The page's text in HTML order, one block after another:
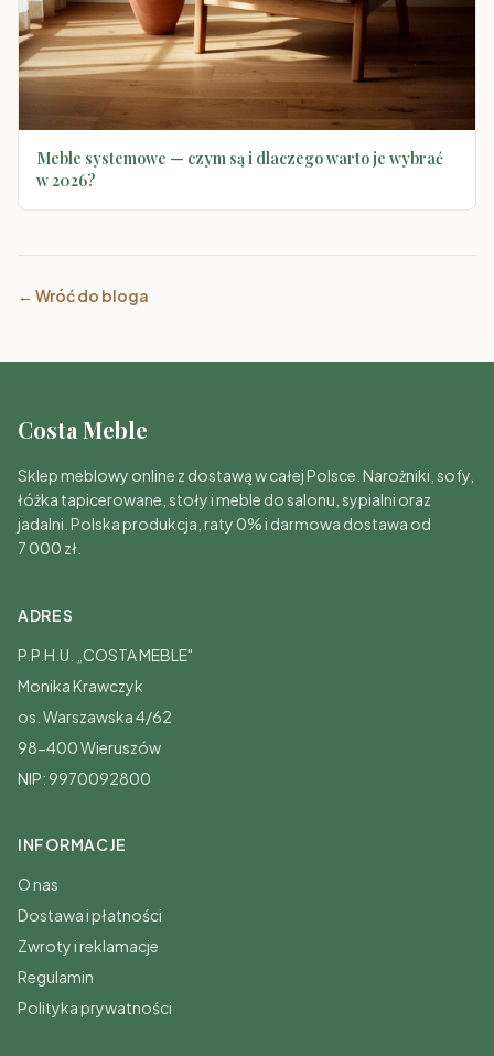
Meble systemowe — czym są i dlaczego warto je wybrać
w 2026?
← Wróć do bloga
Costa Meble
Sklep meblowy online z dostawą w całej Polsce. Narożniki, sofy,
łóżka tapicerowane, stoły i meble do salonu, sypialni oraz
jadalni. Polska produkcja, raty 0% i darmowa dostawa od
7 000 zł.
ADRES
P.P.H.U. „COSTA MEBLE"
Monika Krawczyk
os. Warszawska 4/62
98-400 Wieruszów
NIP: 9970092800
INFORMACJE
O nas
Dostawa i płatności
Zwroty i reklamacje
Regulamin
Polityka prywatności